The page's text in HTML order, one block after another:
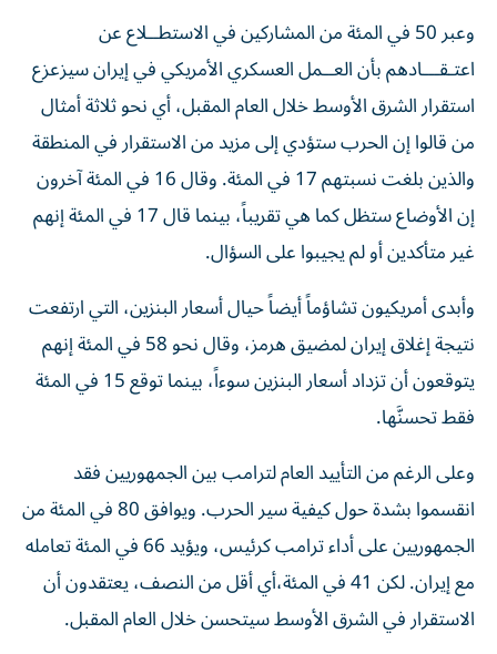
وعبر 50 في المئة من المشاركين في الاستطــلاع عن
اعتـقـــادهم بأن العــمل ‌العسكري الأمريكي في إيران سيزعزع
استقرار الشرق الأوسط ‌خلال العام المقبل، أي نحو ثلاثة أمثال
من قالوا إن الحرب ستؤدي إلى مزيد من الاستقرار في المنطقة
والذين بلغت نسبتهم 17 في المئة. وقال 16 في المئة آخرون
إن الأوضاع ستظل كما هي تقريباً، بينما قال 17 في المئة إنهم
غير متأكدين أو لم يجيبوا على السؤال.
وأبدى أمريكيون تشاؤماً أيضاً حيال أسعار البنزين، التي ارتفعت
نتيجة إغلاق إيران لمضيق هرمز، وقال نحو 58 في المئة إنهم
يتوقعون أن تزداد أسعار البنزين سوءاً، بينما توقع 15 في المئة
فقط تحسنَّها.
وعلى الرغم من التأييد العام لترامب بين الجمهوريين فقد
انقسموا بشدة حول كيفية سير الحرب. ويوافق 80 في المئة من
الجمهوريين على أداء ترامب كرئيس، ويؤيد 66 في المئة تعامله
مع إيران. لكن 41 في المئة،​أي أقل من النصف، يعتقدون أن
الاستقرار في الشرق الأوسط سيتحسن خلال العام المقبل.